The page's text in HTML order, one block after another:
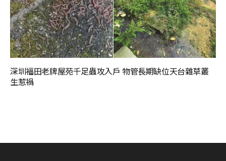
深圳福田老牌屋苑千足蟲攻入戶 物管長期缺位天台雜草叢
生惹禍